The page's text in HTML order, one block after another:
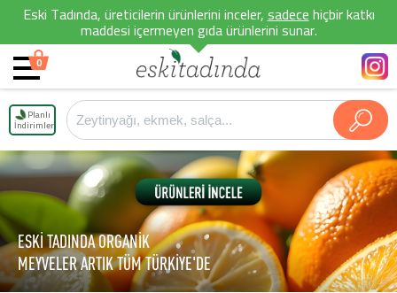
Eski Tadında, üreticilerin ürünlerini inceler,sadecehiçbir katkı
maddesi içermeyen gıda ürünlerini sunar.
0
Planlı
İndirimler
ESKİ TADINDA ORGANİK
MEYVELER ARTIK TÜM TÜRKİYE'DE